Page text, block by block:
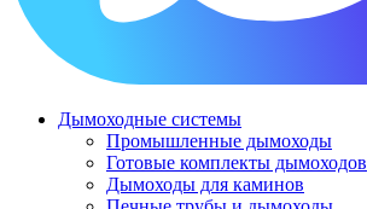
Дымоходные системы
Промышленные дымоходы
Готовые комплекты дымоходов
Дымоходы для каминов